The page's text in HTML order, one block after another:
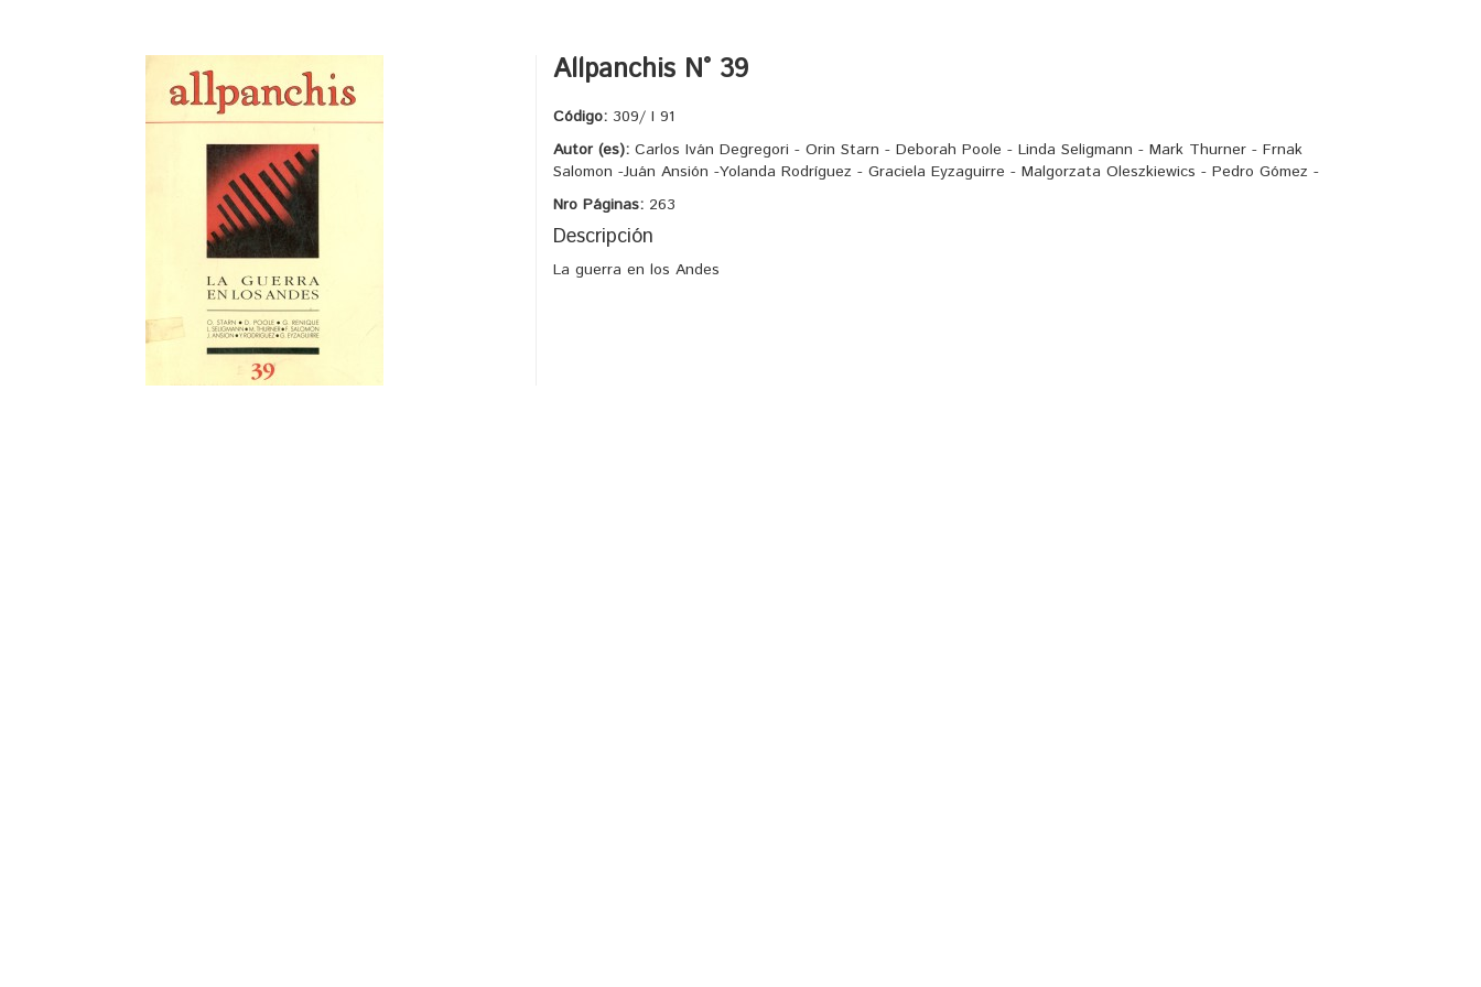
Allpanchis N° 39
Código: 309/ I 91
Autor (es): Carlos Iván Degregori - Orin Starn - Deborah Poole - Linda Seligmann - Mark Thurner - Frnak
Salomon -Juán Ansión -Yolanda Rodríguez - Graciela Eyzaguirre - Malgorzata Oleszkiewics - Pedro Gómez -
Nro Páginas: 263
Descripción
La guerra en los Andes